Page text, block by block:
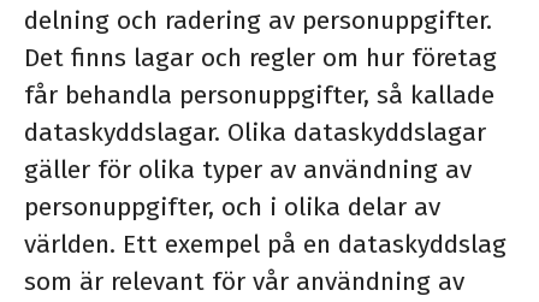
delning och radering av personuppgifter.
Det finns lagar och regler om hur företag
får behandla personuppgifter, så kallade
dataskyddslagar. Olika dataskyddslagar
gäller för olika typer av användning av
personuppgifter, och i olika delar av
världen. Ett exempel på en dataskyddslag
som är relevant för vår användning av